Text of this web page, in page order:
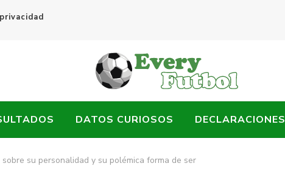
DATOS CURIOSOS DECLARACIONES
su personalidad y su polémica forma de ser